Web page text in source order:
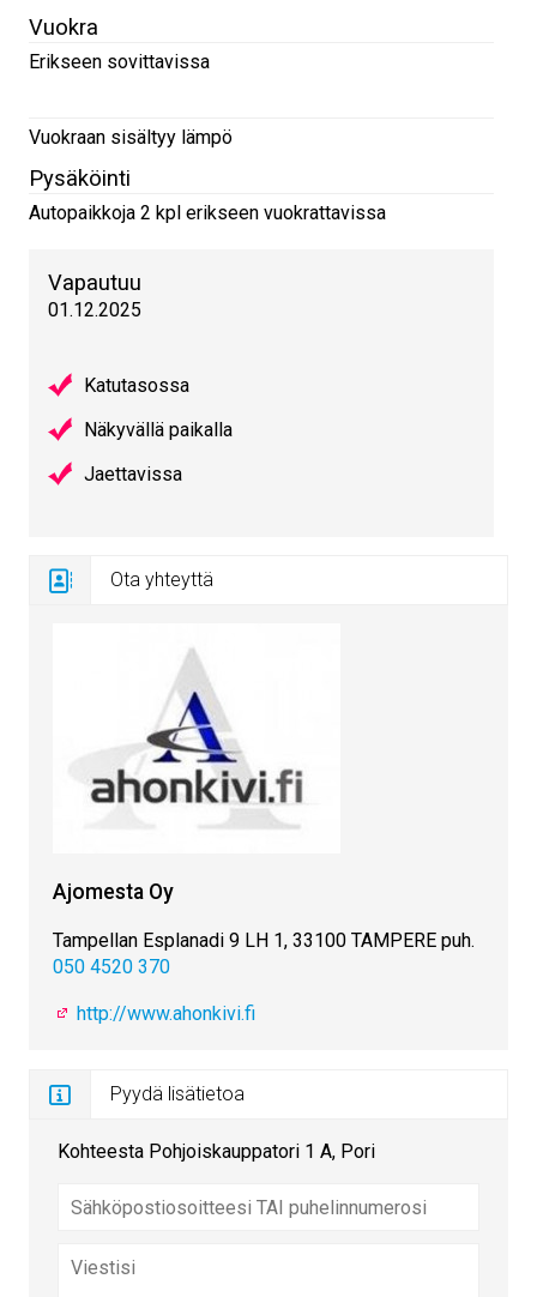
Vuokra
Erikseen sovittavissa
Vuokraan sisältyy lämpö
Pysäköinti
Autopaikkoja 2 kpl erikseen vuokrattavissa
Vapautuu
01.12.2025
Katutasossa
Näkyvällä paikalla
Jaettavissa
Ota yhteyttä
Ajomesta Oy
Tampellan Esplanadi 9 LH 1, 33100 TAMPERE puh.
050 4520 370
http://www.ahonkivi.fi
Pyydä lisätietoa
Kohteesta Pohjoiskauppatori 1 A, Pori